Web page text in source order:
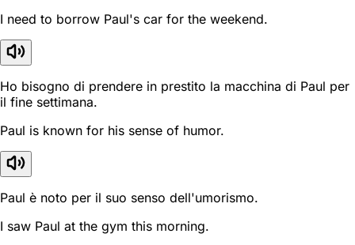
I need to borrow Paul's car for the weekend.
Ho bisogno di prendere in prestito la macchina di Paul per
il fine settimana.
Paul is known for his sense of humor.
Paul è noto per il suo senso dell'umorismo.
I saw Paul at the gym this morning.